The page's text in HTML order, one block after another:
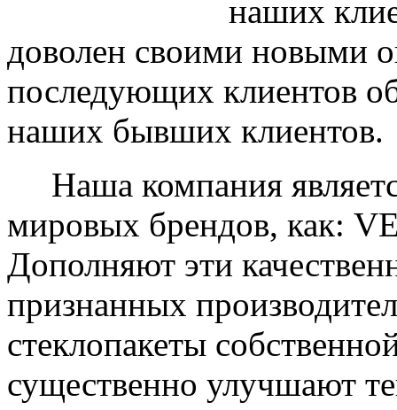
наших
доволен своими новыми
последующих клиентов
наших бывших клиентов.
Наша компания
мировых брендов, как:
Дополняют эти
признанных
стеклопакеты
существенно улучшают